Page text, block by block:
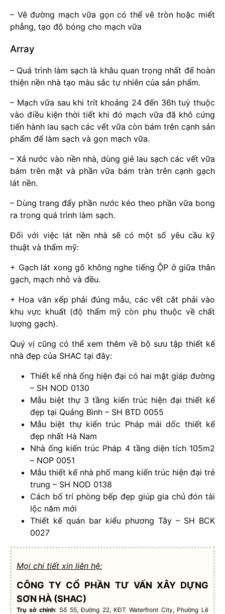
– Vê đường mạch vữa gọn có thể vê tròn hoặc miết
phẳng, tạo độ bóng cho mạch vữa
Array
– Quá trình làm sạch là khâu quan trọng nhất để hoàn
thiện nền nhà tạo màu sắc tự nhiên của sản phẩm.
– Mạch vữa sau khi trít khoảng 24 đến 36h tuỳ thuộc
vào điều kiện thời tiết khi đó mạch vữa đã khô cứng
tiến hành lau sạch các vết vữa còn bám trên cạnh sản
phẩm để làm sạch và gọn mạch vữa.
– Xả nước vào nền nhà, dùng giẻ lau sạch các vết vữa
bám trên mặt và phần vữa bám tràn trên cạnh gạch
lát nền.
– Dùng trang đẩy phần nước kéo theo phần vữa bong
ra trong quá trình làm sạch.
Đối với việc lát nền nhà sẽ có một số yêu cầu kỹ
thuật và thẩm mỹ:
+ Gạch lát xong gõ không nghe tiếng ỘP ở giữa thân
gạch, mạch nhỏ và đều.
+ Hoa văn xếp phải đúng mẫu, các vết cắt phải vào
khu vực khuất (độ thẩm mỹ còn phụ thuộc về chất
lượng gạch).
Quý vị cũng có thể xem thêm về bộ sưu tập thiết kế
nhà đẹp của SHAC tại đây:
Thiết kế nhà ống hiện đại có hai mặt giáp đường
– SH NOD 0130
Mẫu biệt thự 3 tầng kiến trúc hiện đại thiết kế
đẹp tại Quảng Bình – SH BTD 0055
Mẫu biệt thự kiến trúc Pháp mái dốc thiết kế
đẹp nhất Hà Nam
Nhà ống kiến trúc Pháp 4 tầng diện tích 105m2
– NOP 0051
Mẫu thiết kế nhà phố mang kiến trúc hiện đại trẻ
trung – SH NOD 0138
Cách bố trí phòng bếp đẹp giúp gia chủ đón tài
lộc năm mới
Thiết kế quán bar kiểu phương Tây – SH BCK
0027
Mọi chi tiết xin liên hệ:
CÔNG TY CỔ PHẦN TƯ VẤN XÂY DỰNG
SƠN HÀ (SHAC)
Trụ sở chính: Số 55, Đường 22, KĐT Waterfront City, Phường Lê